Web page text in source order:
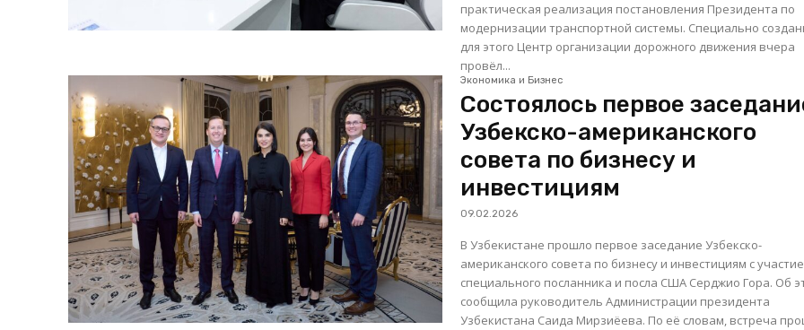
практическая реализация постановления Президента по
модернизации транспортной системы. Специально
для этого Центр организации дорожного движения вчера
провёл...
Экономика и Бизнес
Состоялось первое
Узбекско-американского
совета по бизнесу и
инвестициям
09.02.2026
В Узбекистане прошло первое заседание Узбекско-
американского совета по бизнесу и инвестициям с
специального посланника и посла США Серджио Гора. Об
сообщила руководитель Администрации президента
Узбекистана Саида Мирзиёева. По её словам, встреча прошла